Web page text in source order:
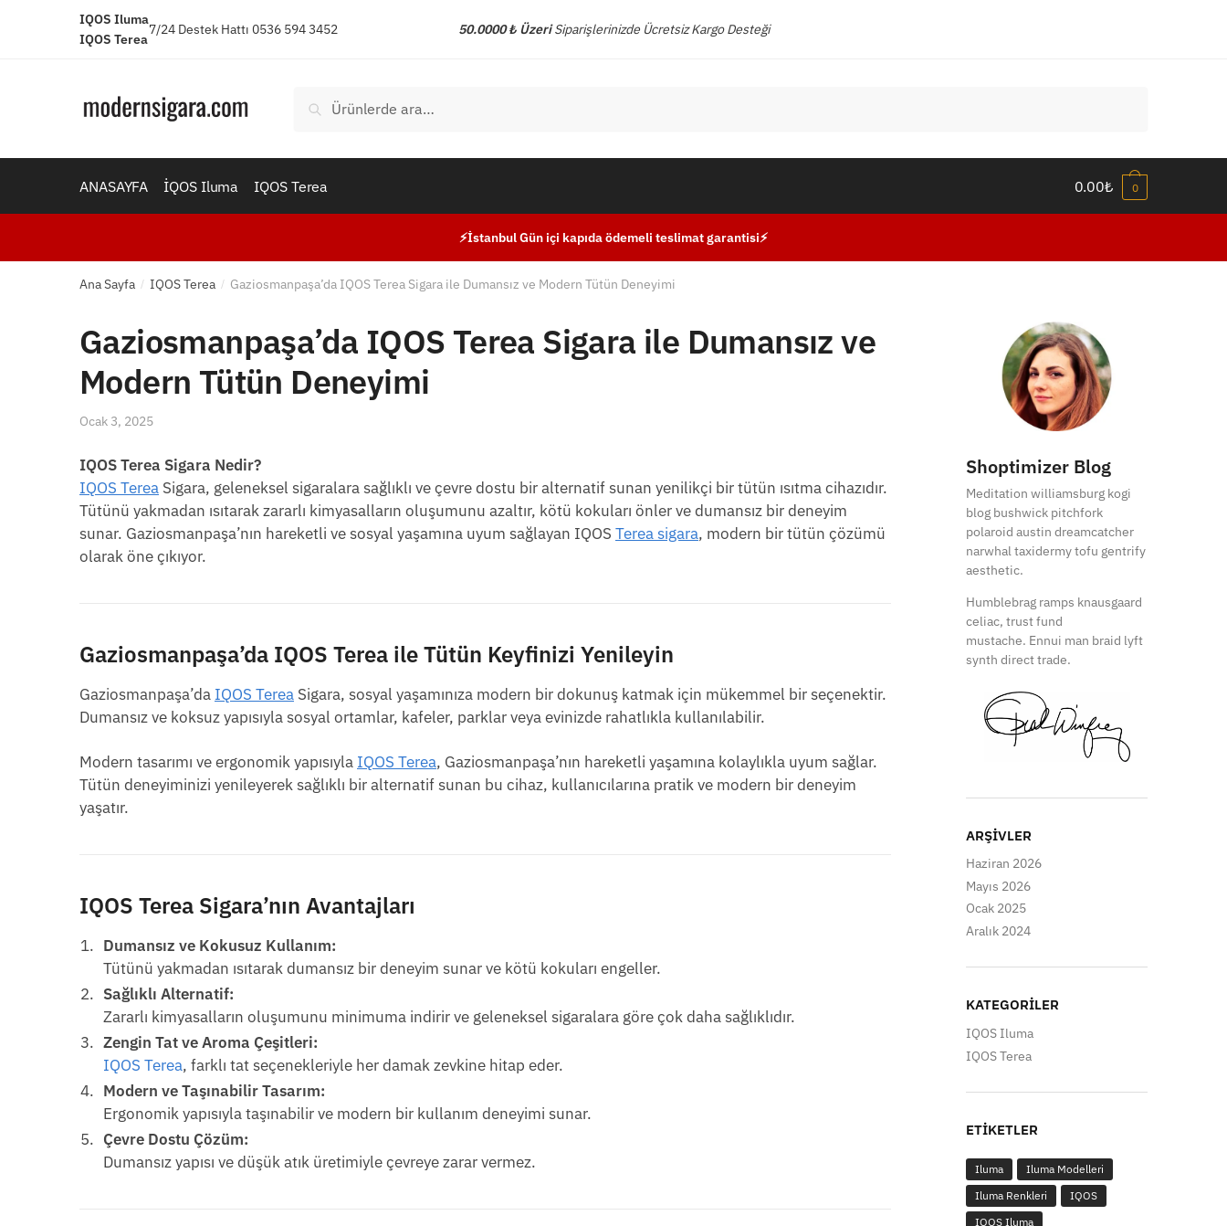
IQOS Iluma
IQOS Terea
7/24 Destek Hattı 0536 594 3452 50.0000 ₺ Üzeri Siparişlerinizde Ücretsiz Kargo Desteği
Ara
ANASAYFA İQOS Iluma IQOS Terea 0.00₺ 0
⚡İstanbul Gün içi kapıda ödemeli teslimat garantisi⚡
Ana Sayfa / IQOS Terea / Gaziosmanpaşa’da IQOS Terea Sigara ile Dumansız ve Modern Tütün Deneyimi
Gaziosmanpaşa’da IQOS Terea Sigara ile Dumansız ve
Modern Tütün Deneyimi
Ocak 3, 2025
IQOS Terea Sigara Nedir?
IQOS Terea Sigara, geleneksel sigaralara sağlıklı ve çevre dostu bir alternatif sunan yenilikçi bir tütün ısıtma cihazıdır.
Tütünü yakmadan ısıtarak zararlı kimyasalların oluşumunu azaltır, kötü kokuları önler ve dumansız bir deneyim
sunar. Gaziosmanpaşa’nın hareketli ve sosyal yaşamına uyum sağlayan IQOS Terea sigara, modern bir tütün çözümü
olarak öne çıkıyor.
Gaziosmanpaşa’da IQOS Terea ile Tütün Keyfinizi Yenileyin
Gaziosmanpaşa’da IQOS Terea Sigara, sosyal yaşamınıza modern bir dokunuş katmak için mükemmel bir seçenektir.
Dumansız ve koksuz yapısıyla sosyal ortamlar, kafeler, parklar veya evinizde rahatlıkla kullanılabilir.
Modern tasarımı ve ergonomik yapısıyla IQOS Terea, Gaziosmanpaşa’nın hareketli yaşamına kolaylıkla uyum sağlar.
Tütün deneyiminizi yenileyerek sağlıklı bir alternatif sunan bu cihaz, kullanıcılarına pratik ve modern bir deneyim
yaşatır.
IQOS Terea Sigara’nın Avantajları
Dumansız ve Kokusuz Kullanım:
Tütünü yakmadan ısıtarak dumansız bir deneyim sunar ve kötü kokuları engeller.
Sağlıklı Alternatif:
Zararlı kimyasalların oluşumunu minimuma indirir ve geleneksel sigaralara göre çok daha sağlıklıdır.
Zengin Tat ve Aroma Çeşitleri:
IQOS Terea, farklı tat seçenekleriyle her damak zevkine hitap eder.
Modern ve Taşınabilir Tasarım:
Ergonomik yapısıyla taşınabilir ve modern bir kullanım deneyimi sunar.
Çevre Dostu Çözüm:
Dumansız yapısı ve düşük atık üretimiyle çevreye zarar vermez.
Shoptimizer Blog
Meditation williamsburg kogi
blog bushwick pitchfork
polaroid austin dreamcatcher
narwhal taxidermy tofu gentrify
aesthetic.
Humblebrag ramps knausgaard
celiac, trust fund
mustache. Ennui man braid lyft
synth direct trade.
ARŞIVLER
Haziran 2026
Mayıs 2026
Ocak 2025
Aralık 2024
KATEGORILER
IQOS Iluma
IQOS Terea
ETIKETLER
Iluma
Iluma Modelleri
Iluma Renkleri
IQOS
IQOS Iluma